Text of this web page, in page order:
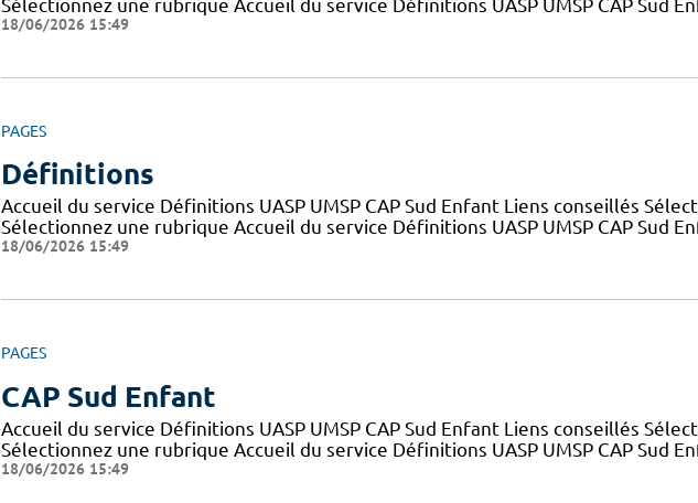
Sélectionnez une rubrique Accueil du service Définitions UASP UMSP CAP Sud
18/06/2026 15:49
PAGES
Définitions
Accueil du service Définitions UASP UMSP CAP Sud Enfant Liens conseillés
Sélectionnez une rubrique Accueil du service Définitions UASP UMSP CAP Sud
18/06/2026 15:49
PAGES
CAP Sud Enfant
Accueil du service Définitions UASP UMSP CAP Sud Enfant Liens conseillés
Sélectionnez une rubrique Accueil du service Définitions UASP UMSP CAP Sud
18/06/2026 15:49